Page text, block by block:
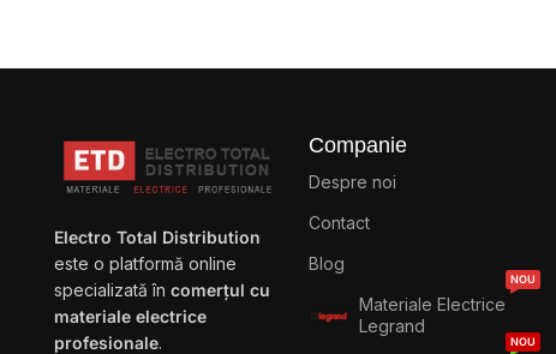
Electro Total Distribution
este o platformă online
specializată în comerțul cu
materiale electrice
profesionale.
Companie
Despre noi
Contact
Blog
Materiale Electrice
Legrand
NOU
NOU